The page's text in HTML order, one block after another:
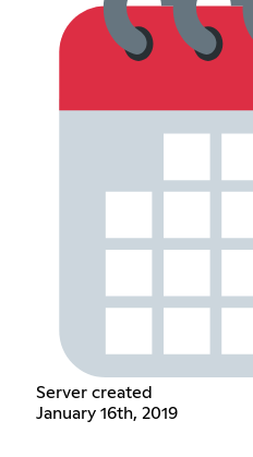
Server created
January 16th, 2019